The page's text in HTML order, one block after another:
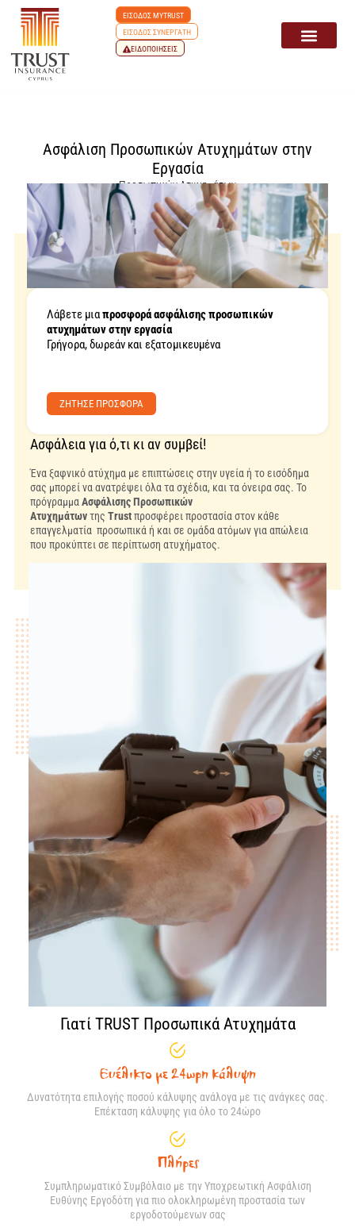
ΕΙΣΟΔΟΣ MYTRUST
ΕΙΣΟΔΟΣ ΣΥΝΕΡΓΑΤΗ
ΕΙΔΟΠΟΙΗΣΕΙΣ
Ασφάλιση Προσωπικών Ατυχημάτων στην
Εργασία
Προσωπικών Ατυχημάτων
Λάβετε μιαπροσφορά ασφάλισης προσωπικών
ατυχημάτων στην εργασία
Γρήγορα, δωρεάν και εξατομικευμένα
ZΗΤΗΣΕ ΠΡΟΣΦΟΡΑ
Ασφάλεια για ό,τι κι αν συμβεί!
Ένα ξαφνικό ατύχημα με επιπτώσεις στην υγεία ή το εισόδημα
σας μπορεί να ανατρέψει όλα τα σχέδια, και τα όνειρα σας. Το
πρόγραμμα Ασφάλισης Προσωπικών
Ατυχημάτωντης Trustπροσφέρει προστασία στον κάθε
επαγγελματία προσωπικά ή και σε ομάδα ατόμων για απώλεια
που προκύπτει σε περίπτωση ατυχήματος.
Γιατί TRUST Προσωπικά Ατυχημάτα
Ευέλικτο με 24ωρη κάλυψη
Δυνατότητα επιλογής ποσού κάλυψης ανάλογα με τις ανάγκες σας.
Επέκταση κάλυψης για όλο το 24ώρο
Πλήρες
Συμπληρωματικό Συμβόλαιο με την Υποχρεωτική Ασφάλιση
Ευθύνης Εργοδότη για πιο ολοκληρωμένη προστασία των
εργοδοτούμενων σας